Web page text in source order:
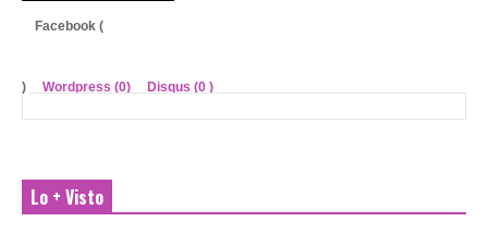
Facebook (
) Wordpress (0) Disqus (0 )
Lo + Visto